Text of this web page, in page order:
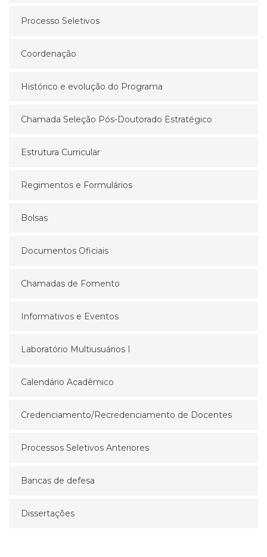
Processo Seletivos
Coordenação
Histórico e evolução do Programa
Chamada Seleção Pós-Doutorado Estratégico
Estrutura Curricular
Regimentos e Formulários
Bolsas
Documentos Oficiais
Chamadas de Fomento
Informativos e Eventos
Laboratório Multiusuários I
Calendário Acadêmico
Credenciamento/Recredenciamento de Docentes
Processos Seletivos Anteriores
Bancas de defesa
Dissertações